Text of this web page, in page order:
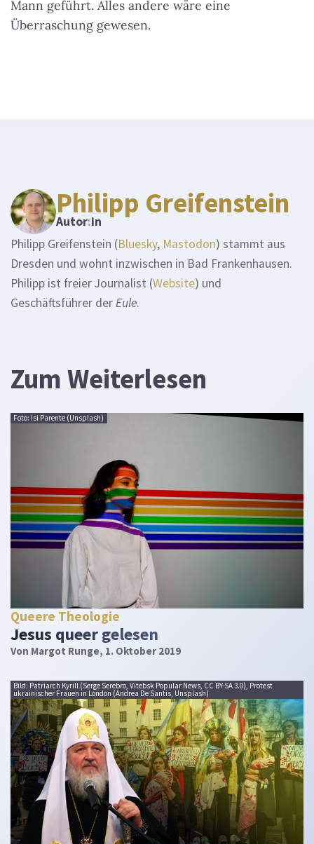
Mann geführt. Alles andere wäre eine
Überraschung gewesen.
Philipp Greifenstein
Autor:in
Philipp Greifenstein (Bluesky, Mastodon) stammt aus
Dresden und wohnt inzwischen in Bad Frankenhausen.
Philipp ist freier Journalist (Website) und
Geschäftsführer derEule.
Zum Weiterlesen
Foto: Isi Parente (Unsplash)
Queere Theologie
Jesus queer gelesen
Von Margot Runge, 1. Oktober 2019
Bild: Patriarch Kyrill (Serge Serebro, Vitebsk Popular News, CC BY-SA 3.0), Protest
ukrainischer Frauen in London (Andrea De Santis, Unsplash)